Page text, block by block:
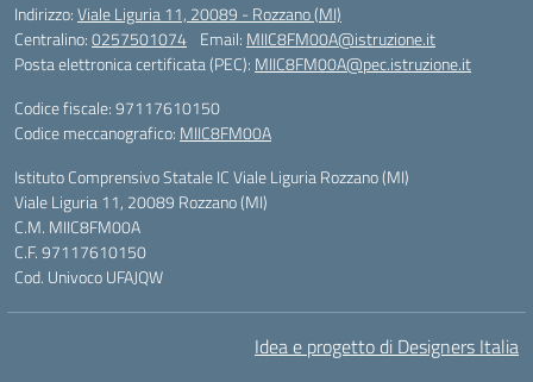
Indirizzo:Viale Liguria 11, 20089 - Rozzano (MI)
Centralino:0257501074 Email: MIIC8FM00A@istruzione.it
Posta elettronica certificata (PEC): MIIC8FM00A@pec.istruzione.it
Codice fiscale: 97117610150
Codice meccanografico: MIIC8FM00A
Istituto Comprensivo Statale IC Viale Liguria Rozzano (MI)
Viale Liguria 11, 20089 Rozzano (MI)
C.M. MIIC8FM00A
C.F. 97117610150
Cod. Univoco UFAJQW
Idea e progetto di Designers Italia